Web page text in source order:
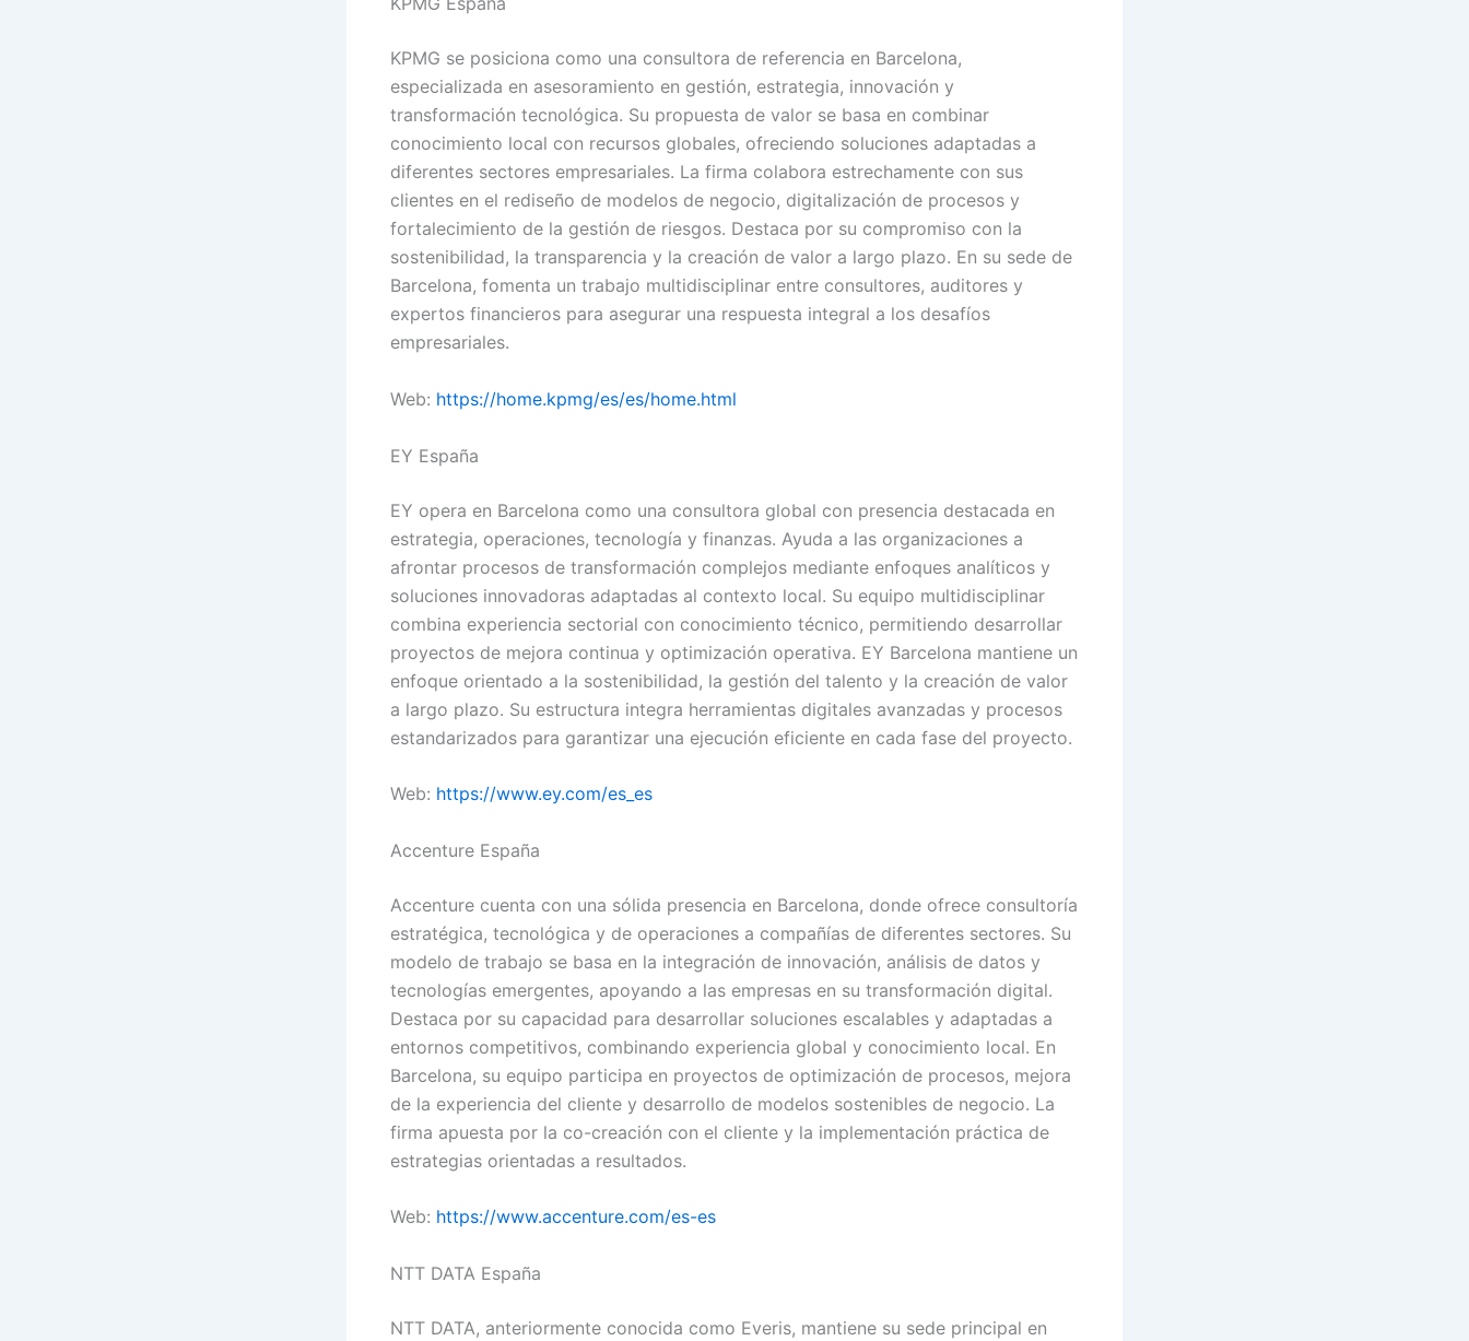
KPMG se posiciona como una consultora de referencia en Barcelona,
especializada en asesoramiento en gestión, estrategia, innovación y
transformación tecnológica. Su propuesta de valor se basa en combinar
conocimiento local con recursos globales, ofreciendo soluciones adaptadas a
diferentes sectores empresariales. La firma colabora estrechamente con sus
clientes en el rediseño de modelos de negocio, digitalización de procesos y
fortalecimiento de la gestión de riesgos. Destaca por su compromiso con la
sostenibilidad, la transparencia y la creación de valor a largo plazo. En su sede de
Barcelona, fomenta un trabajo multidisciplinar entre consultores, auditores y
expertos financieros para asegurar una respuesta integral a los desafíos
empresariales.
Web: https://home.kpmg/es/es/home.html
EY España
EY opera en Barcelona como una consultora global con presencia destacada en
estrategia, operaciones, tecnología y finanzas. Ayuda a las organizaciones a
afrontar procesos de transformación complejos mediante enfoques analíticos y
soluciones innovadoras adaptadas al contexto local. Su equipo multidisciplinar
combina experiencia sectorial con conocimiento técnico, permitiendo desarrollar
proyectos de mejora continua y optimización operativa. EY Barcelona mantiene un
enfoque orientado a la sostenibilidad, la gestión del talento y la creación de valor
a largo plazo. Su estructura integra herramientas digitales avanzadas y procesos
estandarizados para garantizar una ejecución eficiente en cada fase del proyecto.
Web: https://www.ey.com/es_es
Accenture España
Accenture cuenta con una sólida presencia en Barcelona, donde ofrece consultoría
estratégica, tecnológica y de operaciones a compañías de diferentes sectores. Su
modelo de trabajo se basa en la integración de innovación, análisis de datos y
tecnologías emergentes, apoyando a las empresas en su transformación digital.
Destaca por su capacidad para desarrollar soluciones escalables y adaptadas a
entornos competitivos, combinando experiencia global y conocimiento local. En
Barcelona, su equipo participa en proyectos de optimización de procesos, mejora
de la experiencia del cliente y desarrollo de modelos sostenibles de negocio. La
firma apuesta por la co-creación con el cliente y la implementación práctica de
estrategias orientadas a resultados.
Web: https://www.accenture.com/es-es
NTT DATA España
NTT DATA, anteriormente conocida como Everis, mantiene su sede principal en